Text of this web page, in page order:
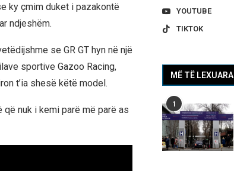
ky çmim duket i pazakontë
ndjeshëm.
se GR GT hyn në një
sportive Gazoo Racing,
t’ia shesë këtë model.
nuk i kemi parë më parë as
YOUTUBE
TIKTOK
MË TË LEXUARA
1